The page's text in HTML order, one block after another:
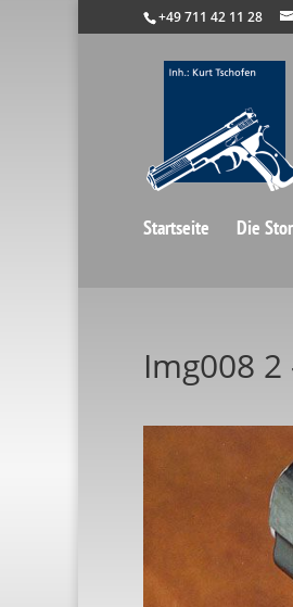
+49 711 42 11 28
Startseite Die
Img008 2